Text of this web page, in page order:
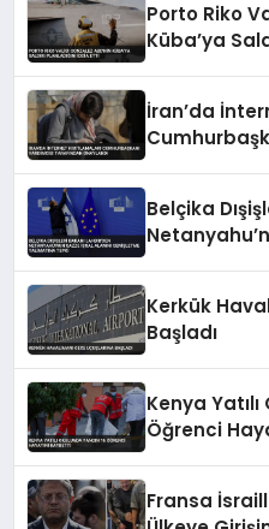
Porto Riko
Küba’ya
İran’da
Belçika
Kerkük
Başladı
Kenya
Öğrenci
Fransa